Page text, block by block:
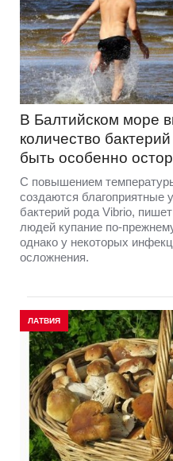
В Балтийском море
количество
быть особенно
С повышением
создаются благоприятные
бактерий рода Vibrio,
людей купание по-
однако у некоторых
осложнения.
ЛАТВИЯ